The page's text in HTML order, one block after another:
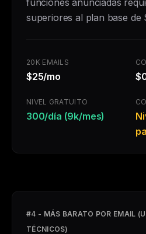
funciones anunciadas
superiores al plan base de
20K EMAILS
$25/mo
NIVEL GRATUITO
300/día (9k/mes)
#4 - MÁS BARATO POR EMAIL
TÉCNICOS)